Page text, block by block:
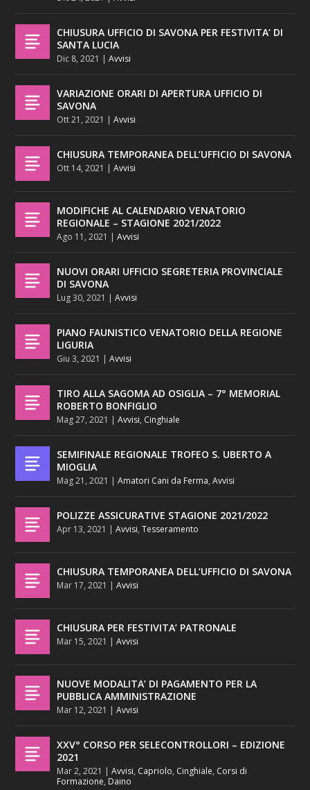
CHIUSURA UFFICIO DI SAVONA PER FESTIVITA’ DI
SANTA LUCIA
Dic 8, 2021 |Avvisi
VARIAZIONE ORARI DI APERTURA UFFICIO DI
SAVONA
Ott 21, 2021 |Avvisi
CHIUSURA TEMPORANEA DELL’UFFICIO DI SAVONA
Ott 14, 2021 |Avvisi
MODIFICHE AL CALENDARIO VENATORIO
REGIONALE – STAGIONE 2021/2022
Ago 11, 2021 |Avvisi
NUOVI ORARI UFFICIO SEGRETERIA PROVINCIALE
DI SAVONA
Lug 30, 2021 |Avvisi
PIANO FAUNISTICO VENATORIO DELLA REGIONE
LIGURIA
Giu 3, 2021 |Avvisi
TIRO ALLA SAGOMA AD OSIGLIA – 7° MEMORIAL
ROBERTO BONFIGLIO
Mag 27, 2021 |Avvisi, Cinghiale
SEMIFINALE REGIONALE TROFEO S. UBERTO A
MIOGLIA
Mag 21, 2021 |Amatori Cani da Ferma,Avvisi
POLIZZE ASSICURATIVE STAGIONE 2021/2022
Apr 13, 2021 |Avvisi,Tesseramento
CHIUSURA TEMPORANEA DELL’UFFICIO DI SAVONA
Mar 17, 2021 |Avvisi
CHIUSURA PER FESTIVITA’ PATRONALE
Mar 15, 2021 |Avvisi
NUOVE MODALITA’ DI PAGAMENTO PER LA
PUBBLICA AMMINISTRAZIONE
Mar 12, 2021 |Avvisi
XXV° CORSO PER SELECONTROLLORI – EDIZIONE
2021
Mar 2, 2021 |Avvisi, Capriolo, Cinghiale, Corsi di
Formazione, Daino